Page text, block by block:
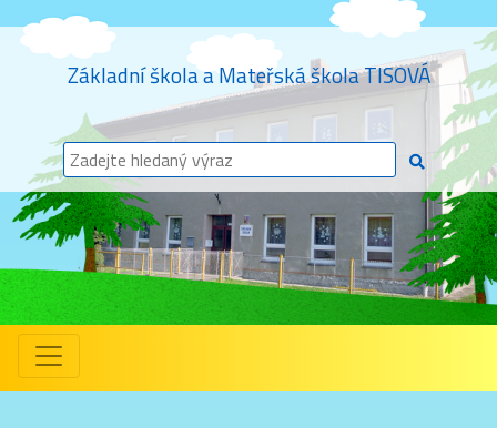
Základní škola a Mateřská škola TISOVÁ